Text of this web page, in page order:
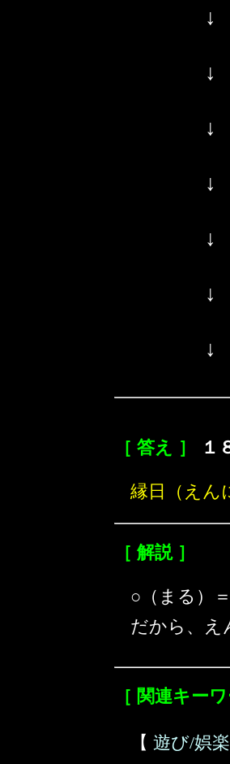
↓
↓
↓
↓
↓
↓
↓
［ 答え ］ １
縁日（えん
［ 解説 ］
○（まる）
だから、え
［ 関連キーワ
【 遊び/娯楽